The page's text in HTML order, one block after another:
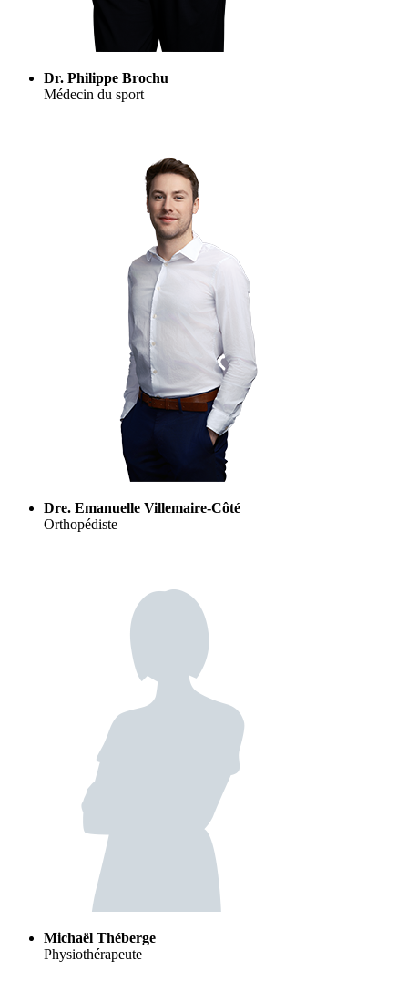
Dr. Philippe Brochu
Médecin du sport
Dre. Emanuelle Villemaire-Côté
Orthopédiste
Michaël Théberge
Physiothérapeute